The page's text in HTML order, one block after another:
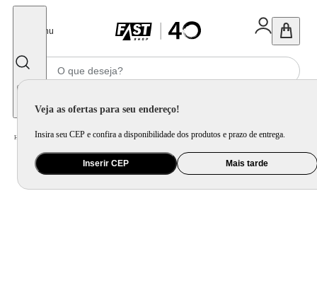
Menu
Veja as ofertas para seu endereço!
Insira seu CEP e confira a disponibilidade dos produtos e prazo de entrega.
Inserir CEP Mais tarde
Home Celular Tablet e Smartwatch / Celular e Smartphone